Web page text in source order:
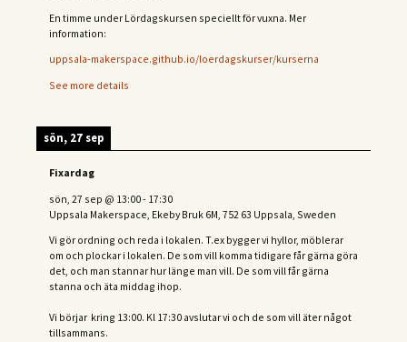
En timme under Lördagskursen speciellt för vuxna. Mer
information:
uppsala-makerspace.github.io/loerdagskurser/kurserna
See more details
sön, 27 sep
Fixardag
sön, 27 sep @ 13:00- 17:30
Uppsala Makerspace, Ekeby Bruk 6M, 752 63 Uppsala, Sweden
Vi gör ordning och reda i lokalen. T.ex bygger vi hyllor, möblerar
om och plockar i lokalen. De som vill komma tidigare får gärna göra
det, och man stannar hur länge man vill. De som vill får gärna
stanna och äta middag ihop.
Vi börjar kring 13:00. Kl 17:30 avslutar vi och de som vill äter något
tillsammans.